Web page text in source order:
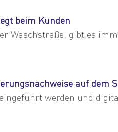
beim Kunden
Waschstraße, gibt es
auf dem
werden und